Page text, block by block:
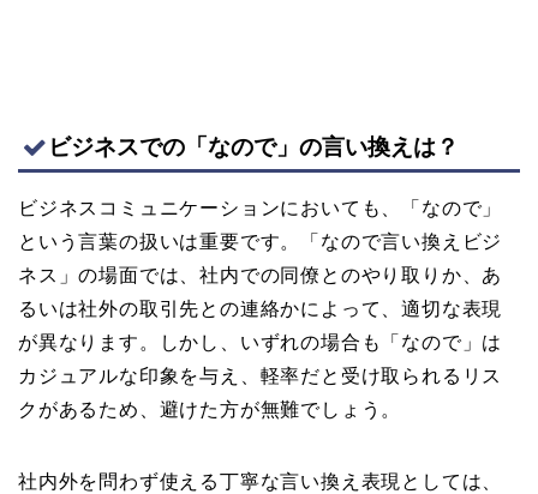
ビジネスでの「なので」の言い換えは？
ビジネスコミュニケーションにおいても、「なので」
という言葉の扱いは重要です。「なので言い換えビジ
ネス」の場面では、社内での同僚とのやり取りか、あ
るいは社外の取引先との連絡かによって、適切な表現
が異なります。しかし、いずれの場合も「なので」は
カジュアルな印象を与え、軽率だと受け取られるリス
クがあるため、避けた方が無難でしょう。
社内外を問わず使える丁寧な言い換え表現としては、